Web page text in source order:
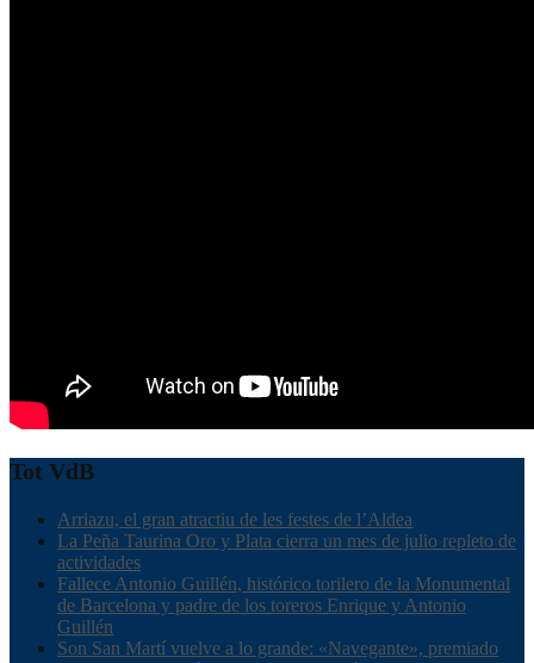
Tot VdB
Arriazu, el gran atractiu de les festes de l’Aldea
La Peña Taurina Oro y Plata cierra un mes de julio repleto de
actividades
Fallece Antonio Guillén, histórico torilero de la Monumental
de Barcelona y padre de los toreros Enrique y Antonio
Guillén
Son San Martí vuelve a lo grande: «Navegante», premiado